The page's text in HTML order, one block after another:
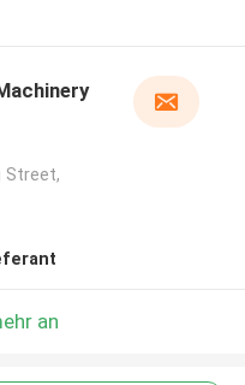
Street,
an